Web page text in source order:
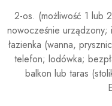
2-os. (możliwość 1 lub
nowocześnie urządzony;
łazienka (wanna,
telefon; lodówka;
balkon lub taras